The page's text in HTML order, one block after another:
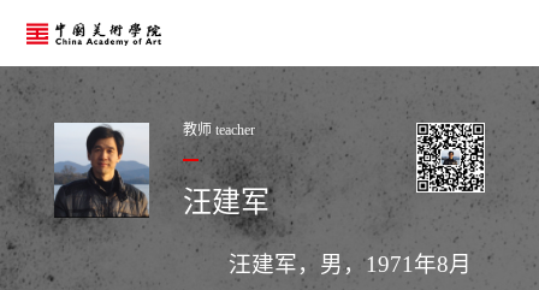
教师 teacher
汪建军
汪建军，男，1971年8月